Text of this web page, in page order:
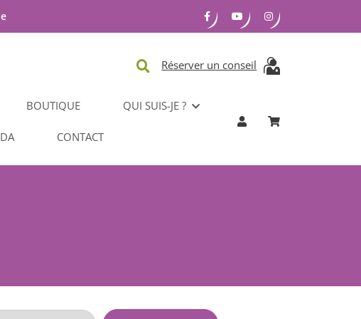
Réserver un conseil
BOUTIQUE QUI SUIS-JE ?
CONTACT